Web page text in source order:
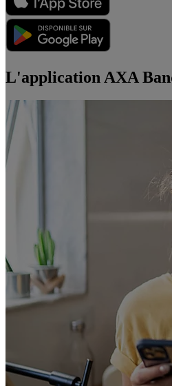
L'application AXA